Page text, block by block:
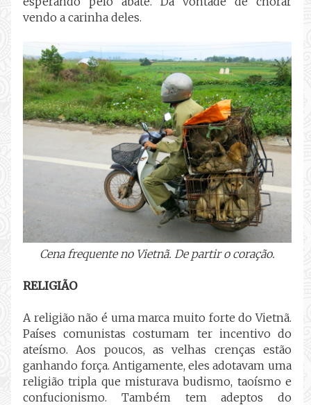
vendo a carinha deles.
Cena frequente no Vietnã. De partir o coração.
RELIGIÃO
A religião não é uma marca muito forte do Vietnã.
Países comunistas costumam ter incentivo do
ateísmo. Aos poucos, as velhas crenças estão
ganhando força. Antigamente, eles adotavam uma
religião tripla que misturava budismo, taoísmo e
confucionismo. Também tem adeptos do